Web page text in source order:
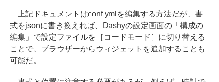
上記ドキュメントはconf.ymlを編集する方法だが、書
式をjsonに書き換えれば、Dashyの設定画面の「構成の
編集」で設定ファイルを［コードモード］に切り替える
ことで、ブラウザーからウィジェットを追加することも
可能だ。